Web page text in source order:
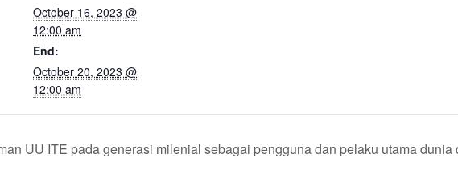
October 16, 2023 @
12:00 am
End:
October 20, 2023 @
12:00 am
UU ITE pada generasi milenial sebagai pengguna dan pelaku utama dunia